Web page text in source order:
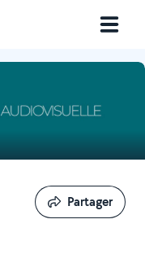
Partager
Partager